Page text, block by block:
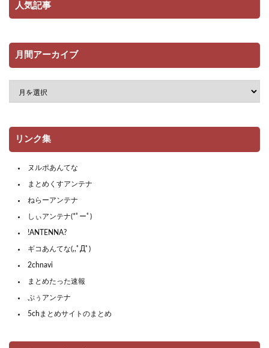
人気記事
月間アーカイブ
リンク集
ヌルポあんてな
まとめくすアンテナ
ねらーアンテナ
しぃアンテナ(*ﾟーﾟ)
!ANTENNA?
ギコあんてな(,,ﾟДﾟ)
2chnavi
まとめたった速報
ぷぅアンテナ
5chまとめサイトのまとめ